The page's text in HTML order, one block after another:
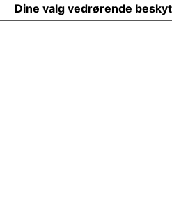
Dine valg vedrørende